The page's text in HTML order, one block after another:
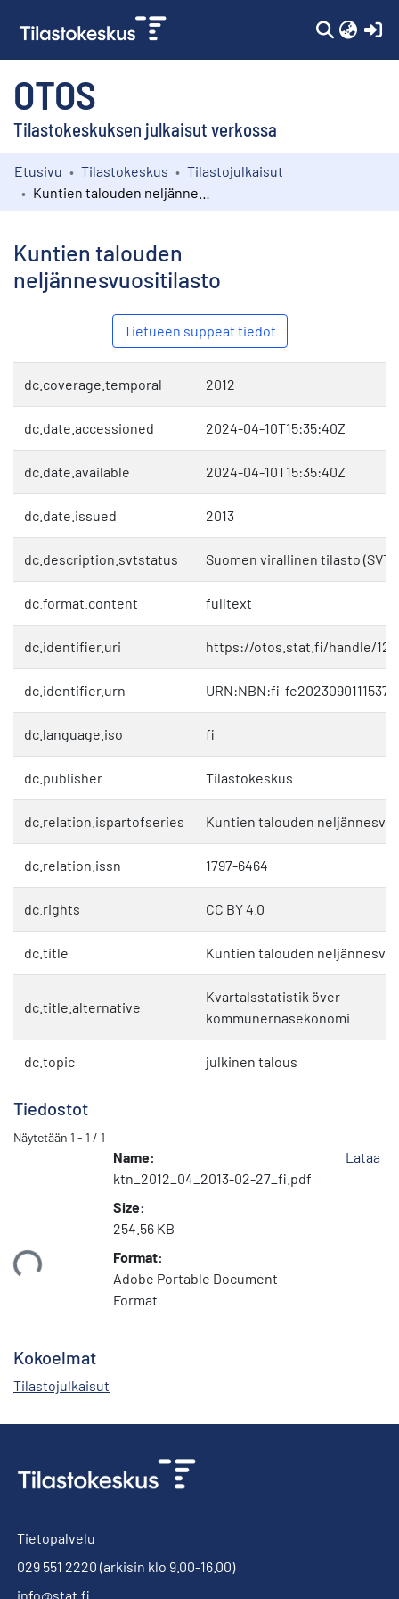
OTOS
Tilastokeskuksen julkaisut verkossa
Kokoelmat
Etusivu Tilastokeskus
Tilastojulkaisut
Kuntien talouden
neljännesvuositilasto
Tietueen suppeat tiedot
dc.coverage.temporal 2012
dc.date.accessioned 2024-04-10T15:35:40Z
dc.date.available 2024-04-10T15:35:40Z
dc.date.issued 2013
dc.description.svtstatus Suomen virallinen tilasto (SVT)
dc.format.content fulltext
dc.identifier.uri https://otos.stat.fi/handle/
dc.identifier.urn URN:NBN:fi-fe20230901115379
dc.language.iso fi
dc.publisher Tilastokeskus
dc.relation.ispartofseries Kuntien talouden
dc.relation.issn 1797-6464
dc.rights CC BY 4.0
dc.title Kuntien talouden
dc.title.alternative
Kvartalsstatistik över
kommunernasekonomi
dc.topic julkinen talous
Tiedostot
Näytetään 1 - 1 / 1
Name:
ktn_2012_04_2013-02-27_fi.pdf
Size:
254.56 KB
Format:
Adobe Portable Document
Format
Lataa
Kokoelmat
Tilastojulkaisut
Tietopalvelu
029 551 2220 (arkisin klo 9.00-16.00)
info@stat.fi